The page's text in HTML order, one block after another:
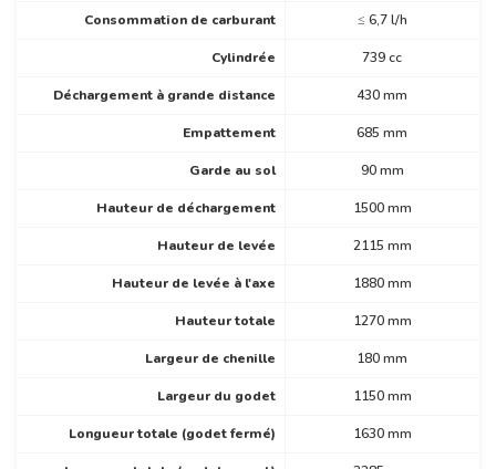
Consommation de carburant ≤ 6,7 l/h
Cylindrée 739 cc
Déchargement à grande distance 430 mm
Empattement 685 mm
Garde au sol 90 mm
Hauteur de déchargement 1500 mm
Hauteur de levée 2115 mm
Hauteur de levée à l'axe 1880 mm
Hauteur totale 1270 mm
Largeur de chenille 180 mm
Largeur du godet 1150 mm
Longueur totale (godet fermé) 1630 mm